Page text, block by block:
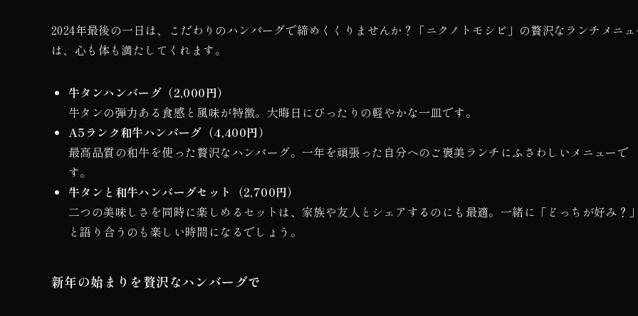
2024年最後の一日は、こだわりのハンバーグで締めくくりませんか？「ニクノトモシビ」の贅沢なランチメニ
は、心も体も満たしてくれます。
牛タンハンバーグ（2,000円）
牛タンの弾力ある食感と風味が特徴。大晦日にぴったりの軽やかな一皿です。
A5ランク和牛ハンバーグ（4,400円）
最高品質の和牛を使った贅沢なハンバーグ。一年を頑張った自分へのご褒美ランチにふさわしいメニューで
す。
牛タンと和牛ハンバーグセット（2,700円）
二つの美味しさを同時に楽しめるセットは、家族や友人とシェアするのにも最適。一緒に「どっちが好み？
と語り合うのも楽しい時間になるでしょう。
新年の始まりを贅沢なハンバーグで